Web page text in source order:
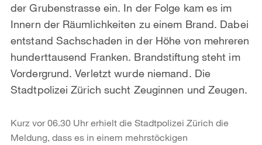
der Grubenstrasse ein. In der Folge kam es im
Innern der Räumlichkeiten zu einem Brand. Dabei
entstand Sachschaden in der Höhe von mehreren
hunderttausend Franken. Brandstiftung steht im
Vordergrund. Verletzt wurde niemand. Die
Stadtpolizei Zürich sucht Zeuginnen und Zeugen.
Kurz vor 06.30 Uhr erhielt die Stadtpolizei Zürich die
Meldung, dass es in einem mehrstöckigen